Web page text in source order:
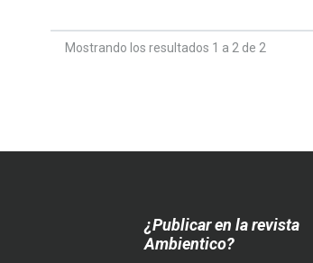
Mostrando los resultados 1 a 2 de 2
¿Publicar en la revista
Ambientico?